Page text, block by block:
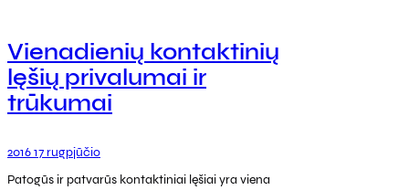
Vienadienių kontaktinių
lęšių privalumai ir
trūkumai
2016 17 rugpjūčio
Patogūs ir patvarūs kontaktiniai lęšiai yra viena